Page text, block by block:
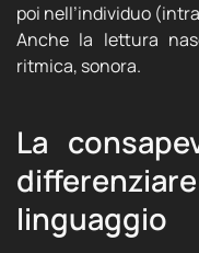
poi nell’individuo
Anche la lettura
ritmica, sonora.
La
linguaggio